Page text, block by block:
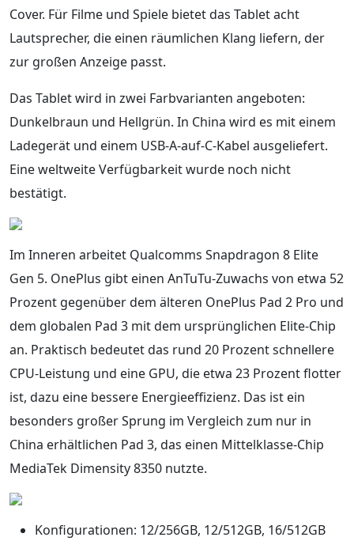
Cover. Für Filme und Spiele bietet das Tablet acht
Lautsprecher, die einen räumlichen Klang liefern, der
zur großen Anzeige passt.
Das Tablet wird in zwei Farbvarianten angeboten:
Dunkelbraun und Hellgrün. In China wird es mit einem
Ladegerät und einem USB-A-auf-C-Kabel ausgeliefert.
Eine weltweite Verfügbarkeit wurde noch nicht
bestätigt.
Im Inneren arbeitet Qualcomms Snapdragon 8 Elite
Gen 5. OnePlus gibt einen AnTuTu-Zuwachs von etwa 52
Prozent gegenüber dem älteren OnePlus Pad 2 Pro und
dem globalen Pad 3 mit dem ursprünglichen Elite-Chip
an. Praktisch bedeutet das rund 20 Prozent schnellere
CPU-Leistung und eine GPU, die etwa 23 Prozent flotter
ist, dazu eine bessere Energieeffizienz. Das ist ein
besonders großer Sprung im Vergleich zum nur in
China erhältlichen Pad 3, das einen Mittelklasse-Chip
MediaTek Dimensity 8350 nutzte.
Konfigurationen: 12/256GB, 12/512GB, 16/512GB